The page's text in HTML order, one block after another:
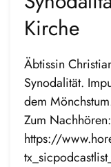
Kirche
Äbtissin
Synodalität.
dem
Zum Nachhören:
https://